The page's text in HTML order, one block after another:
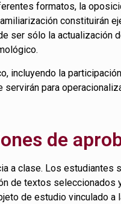
formatos, la
constituirán
ser sólo la actualización
incluyendo la
para
de
a clase. Los estudiantes
de textos seleccionados
de estudio vinculado a